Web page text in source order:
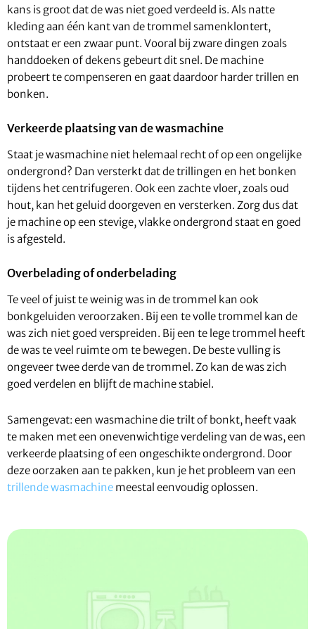
kans is groot dat de was niet goed verdeeld is. Als natte
kleding aan één kant van de trommel samenklontert,
ontstaat er een zwaar punt. Vooral bij zware dingen zoals
handdoeken of dekens gebeurt dit snel. De machine
probeert te compenseren en gaat daardoor harder trillen en
bonken.
Verkeerde plaatsing van de wasmachine
Staat je wasmachine niet helemaal recht of op een ongelijke
ondergrond? Dan versterkt dat de trillingen en het bonken
tijdens het centrifugeren. Ook een zachte vloer, zoals oud
hout, kan het geluid doorgeven en versterken. Zorg dus dat
je machine op een stevige, vlakke ondergrond staat en goed
is afgesteld.
Overbelading of onderbelading
Te veel of juist te weinig was in de trommel kan ook
bonkgeluiden veroorzaken. Bij een te volle trommel kan de
was zich niet goed verspreiden. Bij een te lege trommel heeft
de was te veel ruimte om te bewegen. De beste vulling is
ongeveer twee derde van de trommel. Zo kan de was zich
goed verdelen en blijft de machine stabiel.
Samengevat: een wasmachine die trilt of bonkt, heeft vaak
te maken met een onevenwichtige verdeling van de was, een
verkeerde plaatsing of een ongeschikte ondergrond. Door
deze oorzaken aan te pakken, kun je het probleem van een
trillende wasmachine meestal eenvoudig oplossen.